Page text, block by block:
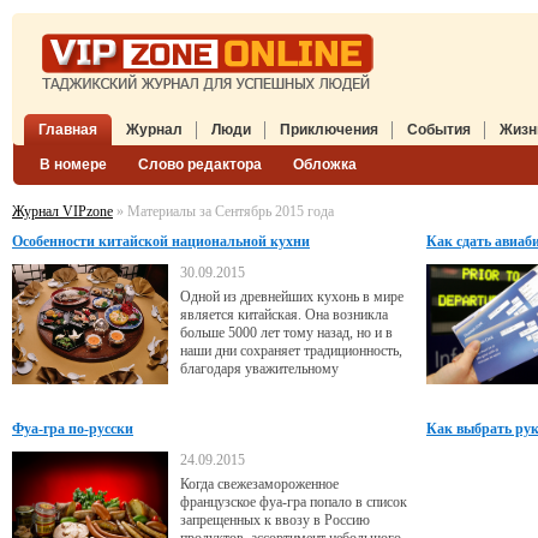
Главная Журнал
В номере Слово редактора Обложка
Люди Приключения События
Журнал VIPzone » Материалы за Сентябрь 2015 года
Особенности китайской национальной кухни
30.09.2015
Одной из древнейших кухонь в мире
является китайская. Она возникла
больше 5000 лет тому назад, но и в
наши дни сохраняет традиционность,
благодаря уважительному
Как сдать
Фуа-гра по-русски
24.09.2015
Когда свежезамороженное
французское фуа-гра попало в список
запрещенных к ввозу в Россию
Как выбрать